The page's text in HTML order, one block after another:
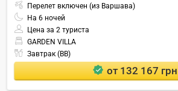
Перелет включен (из Варшава)
На 6 ночей
Цена за 2 туриста
GARDEN VILLA
Завтрак (BB)
от 132 167 грн